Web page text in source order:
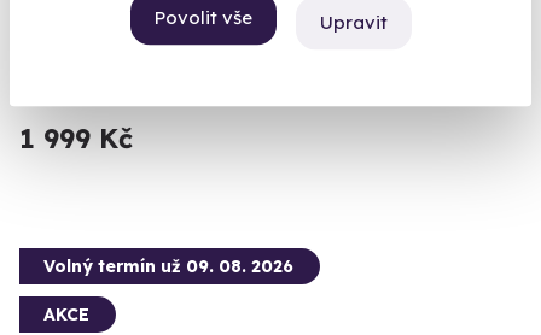
Povolit vše Upravit
Vystřílejte 80 nábojů jako člen elitní jednotky URNA.
Dačice (okres Jindřichův Hradec)
1 999 Kč
Volný termín už 09. 08. 2026
AKCE